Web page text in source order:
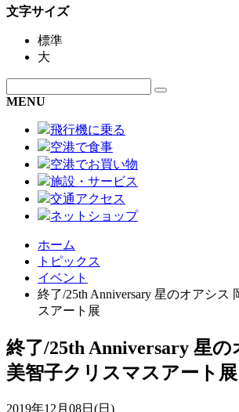
文字サイズ
標準
大
MENU
飛行機に乗る
空港で食事
空港でお買い物
施設・サービス
交通アクセス
ネットショップ
ホーム
トピックス
イベント
終了/25th Anniversary 星のオアシス
スアート展
終了/25th Anniversary 星の
美智子クリスマスアート展
2019年12月08日(日)